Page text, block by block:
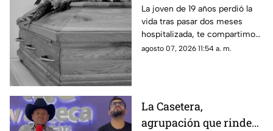
COMEDIANTE
mexicano a los 19 años
en su vivienda; esto se
sabe
La joven de 19 años perdió la
vida tras pasar dos meses
hospitalizada, te compartimos
lo que se sabe de su muerte.
agosto 07, 2026 11:54 a. m.
La Casetera,
agrupación que rinde